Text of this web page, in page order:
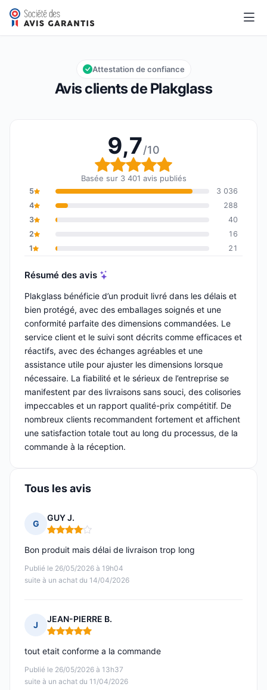
Plakglass
Note globale : 9,7 sur 10
9,7/10
Avis clients de Plakglass
Attestation de confiance
9,7/10
Note globale : 9,7 sur
Basée sur 3 401 avis publiés
5
3 036
4
288
3
40
2
16
1
21
Résumé des avis
Plakglass bénéficie d’un produit livré dans les délais et
bien protégé, avec des emballages soignés et une
conformité parfaite des dimensions commandées. Le
service client et le suivi sont décrits comme efficaces et
réactifs, avec des échanges agréables et une
assistance utile pour ajuster les dimensions lorsque
nécessaire. La fiabilité et le sérieux de l’entreprise se
manifestent par des livraisons sans souci, des colisories
impeccables et un rapport qualité-prix compétitif. De
nombreux clients recommandent fortement et affichent
une satisfaction totale tout au long du processus, de la
commande à la réception.
Tous les avis
G
GUY J.
Note : 4 sur 5
Publié le 26/05/2026 à 19h04
suite à un achat du 14/04/2026
Bon produit mais délai de livraison trop long
J
JEAN-PIERRE B.
Note : 5 sur 5
Publié le 26/05/2026 à 13h37
suite à un achat du 11/04/2026
tout etait conforme a la commande